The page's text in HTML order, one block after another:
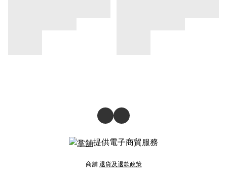
提供電子商貿服務
商舖退貨及退款政策